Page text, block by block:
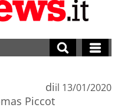
di
Piccot
il 13/01/2020